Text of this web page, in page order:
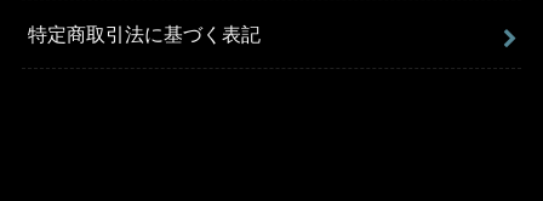
特定商取引法に基づく表記